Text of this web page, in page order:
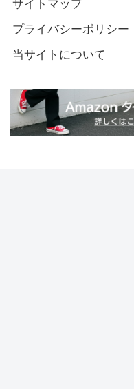
サイトマップ
プライバシーポリシー
当サイトについて